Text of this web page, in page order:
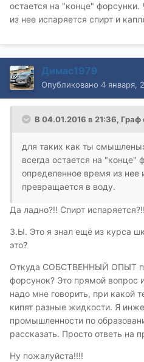
остается на "конце"
из нее испаряется спирт и
Димас1979
Опубликовано 4 января,
В 04.01.2016 в 21:36, Граф
для таких как ты
всегда остается на "конце"
определенное время из нее
превращается в воду.
Да ладно?!! Спирт испаряется?!!
З.Ы. Это я знал ещё из курса
это?
Откуда СОБСТВЕННЫЙ ОПЫТ
форсунок? Это прямой вопрос
надо мне говорить, при какой
кипят разные жидкости. Я
промышленности по
рассказать. Просто ответь на
Ну пожалуйста!!!!